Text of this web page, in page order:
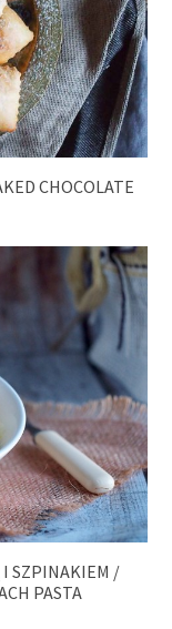
CHOCOLATE
I SZPINAKIEM /
PASTA